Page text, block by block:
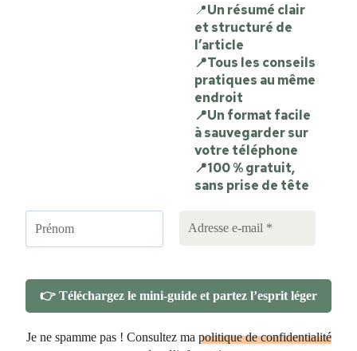
📍Un résumé clair
et structuré de
l’article
📍Tous les conseils
pratiques au même
endroit
📍Un format facile
à sauvegarder sur
votre téléphone
📍100 % gratuit,
sans prise de tête
Je ne spamme pas ! Consultez ma politique de confidentialité